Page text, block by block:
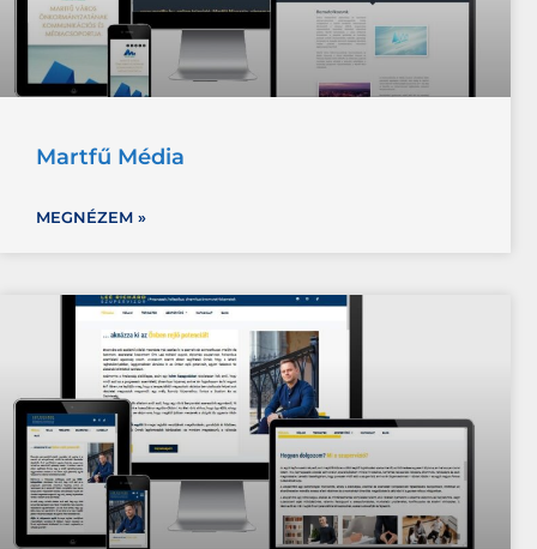
Martfű Média
MEGNÉZEM »